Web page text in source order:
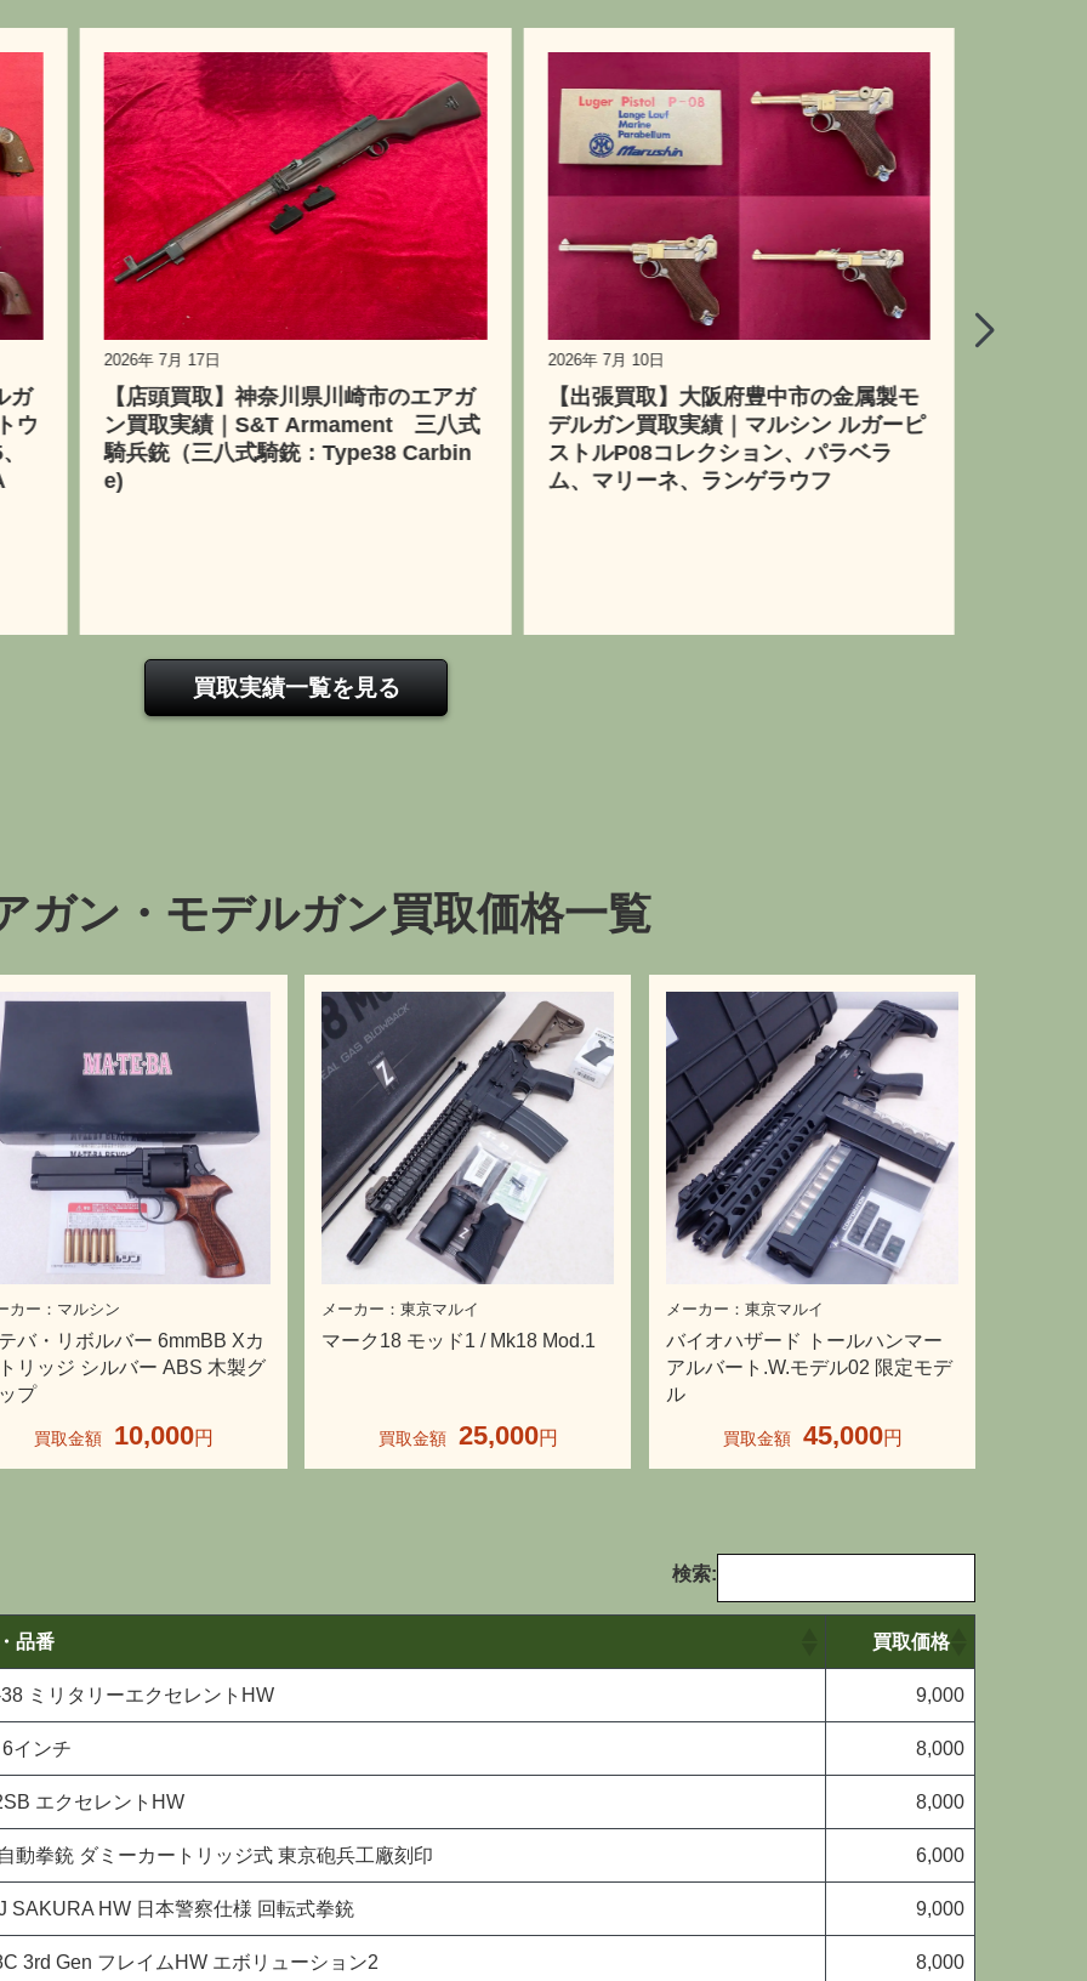
取】神奈川県川崎市のエアガ
績｜S&T Armament 三八式
三八式騎銃：Type38 Carbin
【出張買取】大阪府豊中市の金属製モ
デルガン買取実績｜マルシン ルガーピ
ストルP08コレクション、パラベラ
ム、マリーネ、ランゲラウフ
2026年 7月 7日
【宅配買取】兵庫県神戸市
買取実績一覧を見る
ガン・モデルガン買取価格一覧
マルシン
バ・リボルバー 6mmBB Xカ
リッジ シルバー ABS 木製グ
プ
10,000
東京マルイ
マーク18 モッド1 / Mk18 Mod.1
25,000
東京マルイ
バイオハザード トールハンマー
アルバート.W.モデル02 限定モデ
ル
45,000
検索:
品番 買取価格
ミリタリーエクセレントHW 9,000
インチ 8,000
エクセレントHW 8,000
動拳銃 ダミーカートリッジ式 東京砲兵工廠刻印 6,000
SAKURA HW 日本警察仕様 回転式拳銃 9,000
3rd Gen フレイムHW エボリューション2 8,000